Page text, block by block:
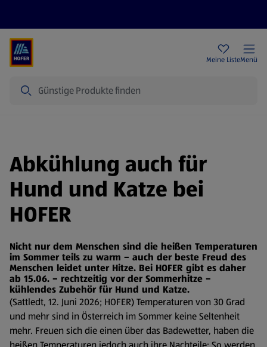
Meine ListeMenü
Abkühlung auch für
Hund und Katze bei
HOFER
Nicht nur dem Menschen sind die heißen Temperaturen
im Sommer teils zu warm – auch der beste Freud des
Menschen leidet unter Hitze. Bei HOFER gibt es daher
ab 15.06. – rechtzeitig vor der Sommerhitze –
kühlendes Zubehör für Hund und Katze.
(Sattledt, 12. Juni 2026; HOFER) Temperaturen von 30 Grad
und mehr sind in Österreich im Sommer keine Seltenheit
mehr. Freuen sich die einen über das Badewetter, haben die